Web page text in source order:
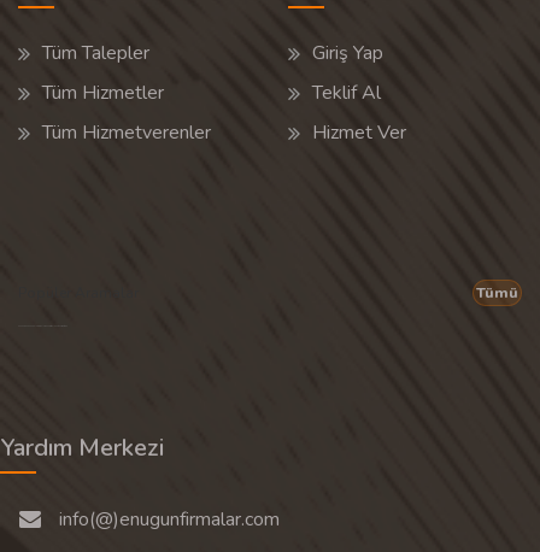
Tüm Talepler
Tüm Hizmetler
Tüm Hizmetverenler
Giriş Yap
Teklif Al
Hizmet Ver
Tümü
Yardım Merkezi
info(@)enugunfirmalar.com